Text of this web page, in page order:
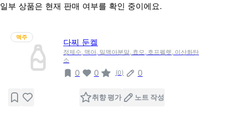
일부 상품은 현재 판매 여부를 확인 중이에요.
맥주
다찌 둔켈
정제수, 맥아, 밀맥아분말, 효모, 호프펠렛, 이산화탄
소
0 0 (0) 0
취향 평가 노트 작성